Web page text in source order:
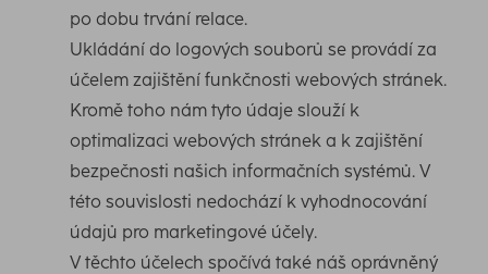
po dobu trvání relace.
Ukládání do logových souborů se provádí za
účelem zajištění funkčnosti webových stránek.
Kromě toho nám tyto údaje slouží k
optimalizaci webových stránek a k zajištění
bezpečnosti našich informačních systémů. V
této souvislosti nedochází k vyhodnocování
údajů pro marketingové účely.
V těchto účelech spočívá také náš oprávněný